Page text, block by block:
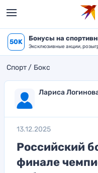
50K Бонусы на
Эксклюзивные акции,
Спорт Бокс
Лариса
13.12.2025
Российский
финале